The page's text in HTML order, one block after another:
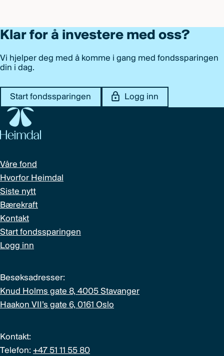
Klar for å investere med oss?
Vi hjelper deg med å komme i gang med fondssparingen
din i dag.
Start fondssparingen Logg inn
Våre fond
Hvorfor Heimdal
Siste nytt
Bærekraft
Kontakt
Start fondssparingen
Logg inn
Besøksadresser:
Knud Holms gate 8, 4005 Stavanger
Haakon VII’s gate 6, 0161 Oslo
Kontakt:
Telefon: +47 51 11 55 80